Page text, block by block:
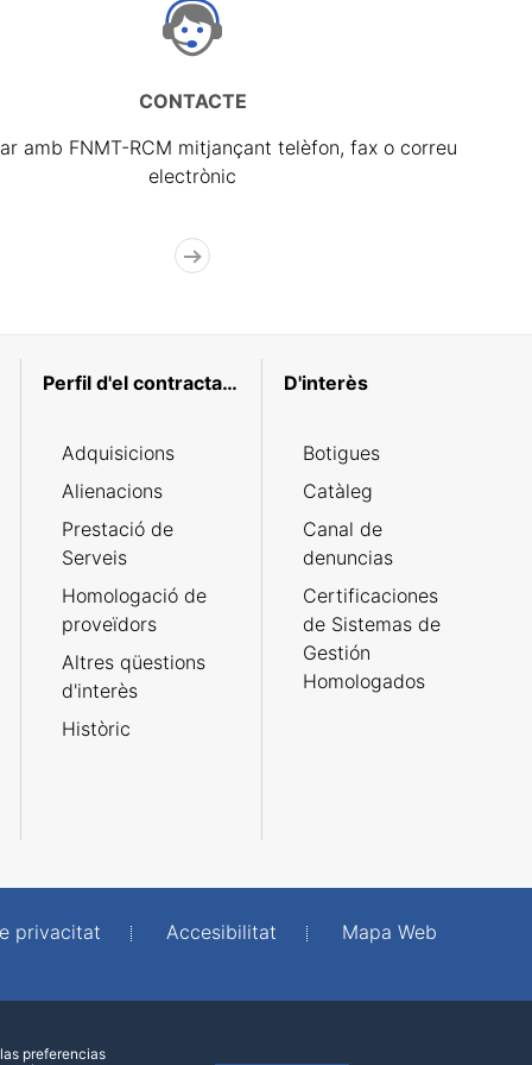
CONTACTE
amb FNMT-RCM mitjançant telèfon, fax o correu
electrònic
Perfil d'el contractant
Adquisicions
Alienacions
Prestació de
Serveis
Homologació de
proveïdors
Altres qüestions
d'interès
Històric
D'interès
Botigues
Catàleg
Canal de
denuncias
Certificaciones
de Sistemas de
Gestión
Homologados
privacitat Accesibilitat
Mapa Web
preferencias